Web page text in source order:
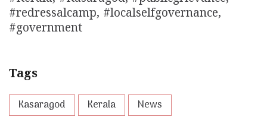
#redressalcamp, #localselfgovernance,
#government
Tags
Kasaragod Kerala News